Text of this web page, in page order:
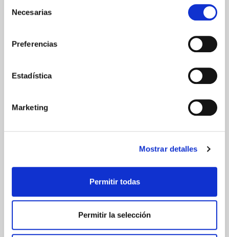
Necesarias
Preferencias
Estadística
Marketing
Mostrar detalles
Permitir todas
Permitir la selección
GARANTÍA DE CALIDAD